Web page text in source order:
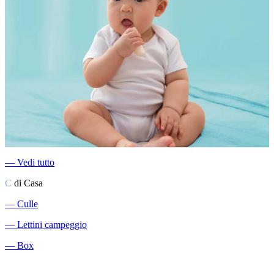
― Vedi tutto
C di Casa
― Culle
― Lettini campeggio
― Box